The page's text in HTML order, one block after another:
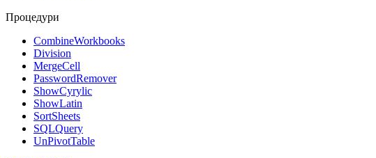
Процедури
CombineWorkbooks
Division
MergeCell
PasswordRemover
ShowCyrylic
ShowLatin
SortSheets
SQLQuery
UnPivotTable